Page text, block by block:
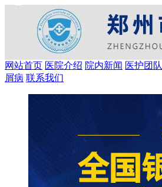
网站首页 医院介绍 院内新闻 医护团队
屑病 联系我们